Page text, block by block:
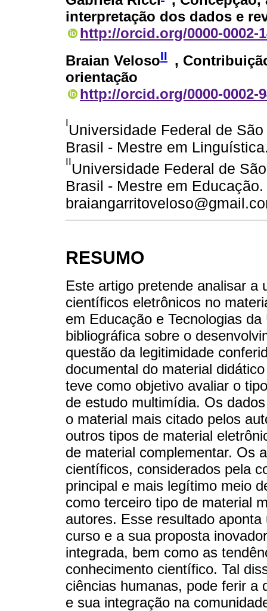
interpretação dos dados e
http://orcid.org/0000-0002-
Braian VelosoII
,
orientação
http://orcid.org/0000-0002-
IUniversidade Federal de
Brasil - Mestre em
IIUniversidade Federal de
Brasil - Mestre em
RESUMO
Este artigo pretende analisar a
científicos eletrônicos no
em Educação e Tecnologias
bibliográfica sobre o
questão da legitimidade
documental do material
teve como objetivo avaliar o
de estudo multimídia. Os
o material mais citado pelos
outros tipos de material
de material complementar. Os
científicos, considerados pela
principal e mais legítimo meio
como terceiro tipo de material
autores. Esse resultado
curso e a sua proposta
integrada, bem como as
conhecimento científico. Tal
ciências humanas, pode ferir a
e sua integração na